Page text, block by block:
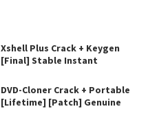
Xshell Plus Crack + Keygen
[Final] Stable Instant
DVD-Cloner Crack + Portable
[Lifetime] [Patch] Genuine